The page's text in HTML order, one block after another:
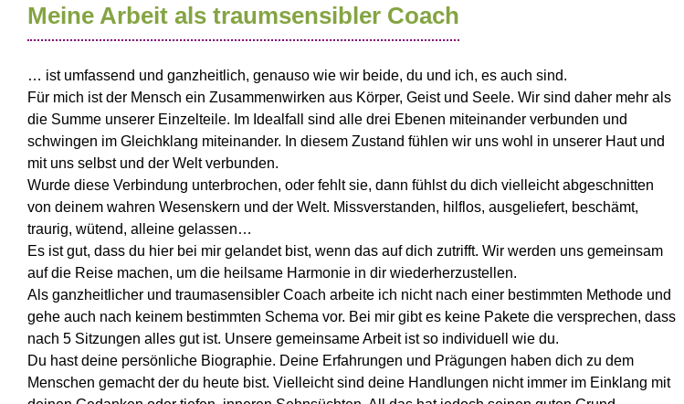
Meine Arbeit als traumsensibler Coach
Body
… ist umfassend und ganzheitlich, genauso wie wir beide, du und ich, es auch sind.
Für mich ist der Mensch ein Zusammenwirken aus Körper, Geist und Seele. Wir sind daher mehr als
die Summe unserer Einzelteile. Im Idealfall sind alle drei Ebenen miteinander verbunden und
schwingen im Gleichklang miteinander. In diesem Zustand fühlen wir uns wohl in unserer Haut und
mit uns selbst und der Welt verbunden.
Wurde diese Verbindung unterbrochen, oder fehlt sie, dann fühlst du dich vielleicht abgeschnitten
von deinem wahren Wesenskern und der Welt. Missverstanden, hilflos, ausgeliefert, beschämt,
traurig, wütend, alleine gelassen…
Es ist gut, dass du hier bei mir gelandet bist, wenn das auf dich zutrifft. Wir werden uns gemeinsam
auf die Reise machen, um die heilsame Harmonie in dir wiederherzustellen.
Als ganzheitlicher und traumasensibler Coach arbeite ich nicht nach einer bestimmten Methode und
gehe auch nach keinem bestimmten Schema vor. Bei mir gibt es keine Pakete die versprechen, dass
nach 5 Sitzungen alles gut ist. Unsere gemeinsame Arbeit ist so individuell wie du.
Du hast deine persönliche Biographie. Deine Erfahrungen und Prägungen haben dich zu dem
Menschen gemacht der du heute bist. Vielleicht sind deine Handlungen nicht immer im Einklang mit